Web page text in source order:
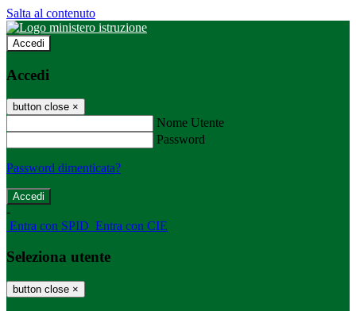
Salta al contenuto
Accedi
Accedi
button close ×
Nome Utente
Password
Password dimenticata?
-
Entra con SPID Entra con CIE
Seleziona utente
button close ×